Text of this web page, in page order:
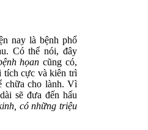
nay là bệnh phổ
Có thể nói, đây
họan cũng có,
tích cực và kiên trì
chữa cho lành. Vì
sẽ đưa đến hấu
có những triệu